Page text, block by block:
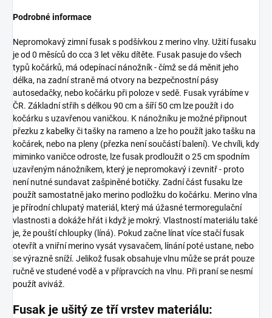
Podrobné informace
Nepromokavý zimní fusak s podšívkou z merino vlny. Užití fusaku
je od 0 měsíců do cca 3 let věku dítěte. Fusak pasuje do všech
typů kočárků, má odepínací nánožník - čímž se dá měnit jeho
délka, na zadní straně má otvory na bezpečnostní pásy
autosedačky, nebo kočárku při poloze v sedě. Fusak vyrábíme v
ČR. Základní střih s délkou 90 cm a šíří 50 cm lze použít i do
kočárku s uzavřenou vaničkou. K nánožníku je možné připnout
přezku z kabelky či tašky na rameno a lze ho použít jako tašku na
kočárek, nebo na pleny (přezka není součástí balení). Ve chvíli, kdy
miminko vaničce odroste, lze fusak prodloužit o 25 cm spodním
uzavřeným nánožníkem, který je nepromokavý i zevnitř - proto
není nutné sundavat zašpiněné botičky. Zadní část fusaku lze
použít samostatně jako merino podložku do kočárku. Merino vlna
je přírodní chlupatý materiál, který má úžasné termoregulační
vlastnosti a dokáže hřát i když je mokrý. Vlastností materiálu také
je, že pouští chloupky (líná). Pokud začne línat více stačí fusak
otevřít a vniřní merino vysát vysavačem, línání poté ustane, nebo
se výrazně sníží. Jelikož fusak obsahuje vlnu může se prát pouze
ručně ve studené vodě a v přípravcích na vlnu. Při praní se nesmí
použít aviváž.
Fusak je ušitý ze tří vrstev materiálu: